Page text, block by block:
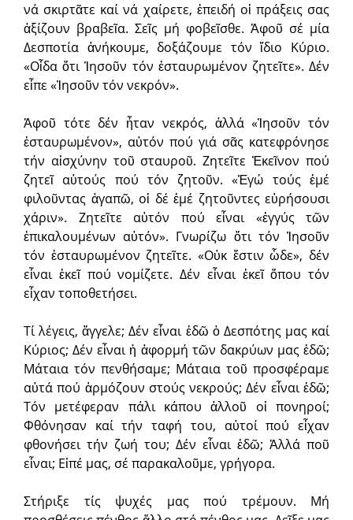
νά σκιρτᾶτε καί νά χαίρετε, ἐπειδή οἱ πράξεις σας
ἀξίζουν βραβεῖα. Σεῖς μή φοβεῖσθε. Ἀφοῦ σέ μία
Δεσποτία ἀνήκουμε, δοξάζουμε τόν ἴδιο Κύριο.
«Οἶδα ὅτι Ἰησοῦν τόν ἐσταυρωμένον ζητεῖτε». Δέν
εἶπε «Ἰησοῦν τόν νεκρόν».
Ἀφοῦ τότε δέν ἦταν νεκρός, ἀλλά «Ἰησοῦν τόν
ἐσταυρωμένον», αὐτόν πού γιά σᾶς κατεφρόνησε
τήν αἰσχύνην τοῦ σταυροῦ. Ζητεῖτε Ἐκεῖνον πού
ζητεῖ αὐτούς πού τόν ζητοῦν. «Ἐγώ τούς ἐμέ
φιλοῦντας ἀγαπῶ, οἱ δέ ἐμέ ζητοῦντες εὑρήσουσι
χάριν». Ζητεῖτε αὐτόν πού εἶναι «ἐγγύς τῶν
ἐπικαλουμένων αὐτόν». Γνωρίζω ὅτι τόν Ἰησοῦν
τόν ἐσταυρωμένον ζητεῖτε. «Οὐκ ἔστιν ὧδε», δέν
εἶναι ἐκεῖ πού νομίζετε. Δέν εἶναι ἐκεῖ ὅπου τόν
εἶχαν τοποθετήσει.
Τί λέγεις, ἄγγελε; Δέν εἶναι ἐδῶ ὁ Δεσπότης μας καί
Κύριος; Δέν εἶναι ἡ ἀφορμή τῶν δακρύων μας ἐδῶ;
Μάταια τόν πενθήσαμε; Μάταια τοῦ προσφέραμε
αὐτά πού ἁρμόζουν στούς νεκρούς; Δέν εἶναι ἐδῶ;
Τόν μετέφεραν πάλι κάπου ἀλλοῦ οἱ πονηροί;
Φθόνησαν καί τήν ταφή του, αὐτοί πού εἶχαν
φθονήσει τήν ζωή του; Δέν εἶναι ἐδῶ; Ἀλλά ποῦ
εἶναι; Εἰπέ μας, σέ παρακαλοῦμε, γρήγορα.
Στήριξε τίς ψυχές μας πού τρέμουν. Μή